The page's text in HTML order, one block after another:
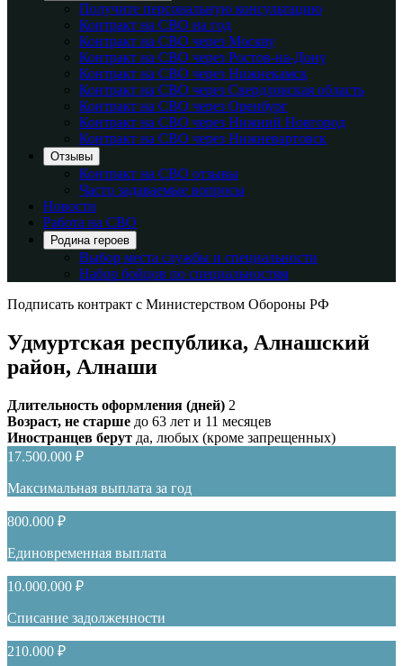
Получите персональную консультацию
Контракт на СВО на год
Контракт на СВО через Москву
Контракт на СВО через Ростов-на-Дону
Контракт на СВО через Нижнекамск
Контракт на СВО через Свердловская область
Контракт на СВО через Оренбург
Контракт на СВО через Нижний Новгород
Контракт на СВО через Нижневартовск
Отзывы
Контракт на СВО отзывы
Часто задаваемые вопросы
Новости
Работа на СВО
Родина героев
Выбор места службы и специальности
Набор бойцов по специальностям
Подписать контракт с Министерством Обороны РФ
Удмуртская республика, Алнашский
район, Алнаши
Длительность оформления (дней) 2
Возраст, не старше до 63 лет и 11 месяцев
Иностранцев берут да, любых (кроме запрещенных)
17.500.000 ₽
Максимальная выплата за год
800.000 ₽
Единовременная выплата
10.000.000 ₽
Списание задолженности
210.000 ₽